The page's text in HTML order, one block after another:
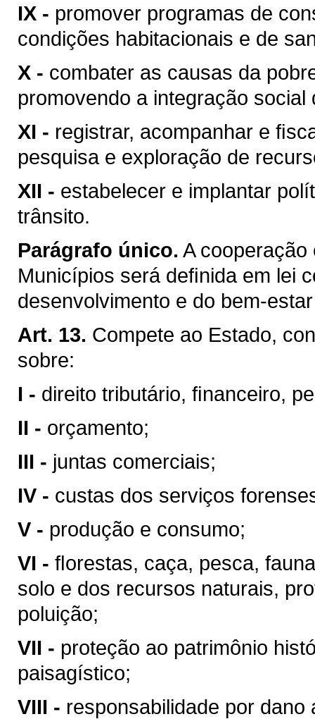
IX - promover programas de
condições habitacionais e de
X - combater as causas da
promovendo a integração
XI - registrar, acompanhar e
pesquisa e exploração de
XII - estabelecer e implantar
trânsito.
Parágrafo único. A cooperação
Municípios será deﬁnida em lei
desenvolvimento e do bem-
Art. 13. Compete ao Estado,
sobre:
I - direito tributário, ﬁnanceiro,
II - orçamento;
III - juntas comerciais;
IV - custas dos serviços
V - produção e consumo;
VI - ﬂorestas, caça, pesca,
solo e dos recursos naturais,
poluição;
VII - proteção ao patrimônio
paisagístico;
VIII - responsabilidade por